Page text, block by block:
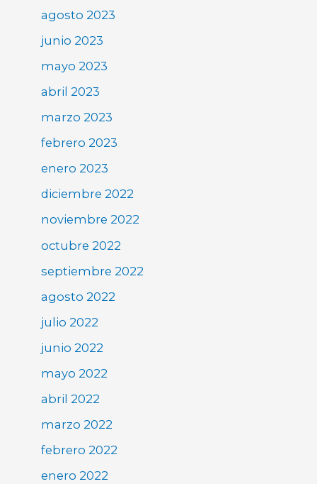
agosto 2023
junio 2023
mayo 2023
abril 2023
marzo 2023
febrero 2023
enero 2023
diciembre 2022
noviembre 2022
octubre 2022
septiembre 2022
agosto 2022
julio 2022
junio 2022
mayo 2022
abril 2022
marzo 2022
febrero 2022
enero 2022